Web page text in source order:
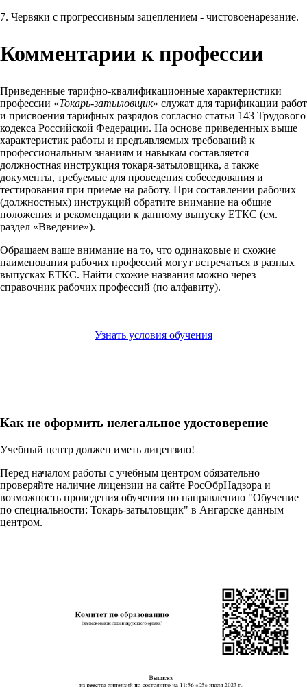
7. Червяки с прогрессивным зацеплением - чистовоенарезание.
Комментарии к профессии
Приведенные тарифно-квалификационные характеристики
профессии «Токарь-затыловщик» служат для тарификации работ
и присвоения тарифных разрядов согласно статьи 143 Трудового
кодекса Российской Федерации. На основе приведенных выше
характеристик работы и предъявляемых требований к
профессиональным знаниям и навыкам составляется
должностная инструкция токаря-затыловщика, а также
документы, требуемые для проведения собеседования и
тестирования при приеме на работу. При составлении рабочих
(должностных) инструкций обратите внимание на общие
положения и рекомендации к данному выпуску ЕТКС (см.
раздел «Введение»).
Обращаем ваше внимание на то, что одинаковые и схожие
наименования рабочих профессий могут встречаться в разных
выпусках ЕТКС. Найти схожие названия можно через
справочник рабочих профессий (по алфавиту).
Узнать условия обучения
Как не оформить нелегальное удостоверение
Учебный центр должен иметь лицензию!
Перед началом работы с учебным центром обязательно
проверяйте наличие лицензии на сайте РосОбрНадзора и
возможность проведения обучения по направлению "Обучение
по специальности: Токарь-затыловщик" в Ангарске данным
центром.